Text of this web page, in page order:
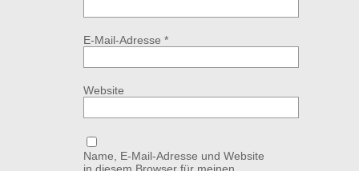
E-Mail-Adresse *
Website
Name, E-Mail-Adresse und Website